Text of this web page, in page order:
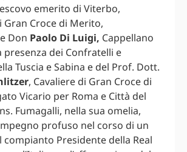
emerito di Viterbo,
Gran Croce di Merito,
Don Paolo Di Luigi, Cappellano
presenza dei Confratelli e
Tuscia e Sabina e del Prof. Dott.
, Cavaliere di Gran Croce di
Vicario per Roma e Città del
Fumagalli, nella sua omelia,
profuso nel corso di un
Presidente della Real